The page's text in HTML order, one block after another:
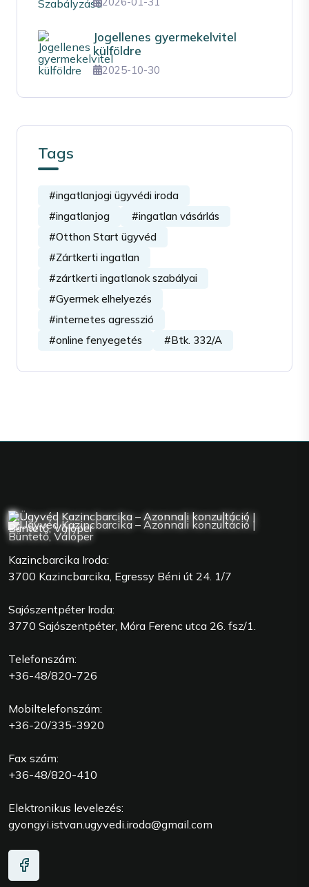
Jogellenes gyermekelvitel
külföldre
2025-10-30
Tags
#ingatlanjogi ügyvédi iroda
#ingatlanjog
#ingatlan vásárlás
#Otthon Start ügyvéd
#Zártkerti ingatlan
#zártkerti ingatlanok szabályai
#Gyermek elhelyezés
#internetes agresszió
#online fenyegetés
#Btk. 332/A
Kazincbarcika Iroda:
3700 Kazincbarcika, Egressy Béni út 24. 1/7
Sajószentpéter Iroda:
3770 Sajószentpéter, Móra Ferenc utca 26. fsz/1.
Telefonszám:
+36-48/820-726
Mobiltelefonszám:
+36-20/335-3920
Fax szám:
+36-48/820-410
Elektronikus levelezés:
gyongyi.istvan.ugyvedi.iroda@gmail.com